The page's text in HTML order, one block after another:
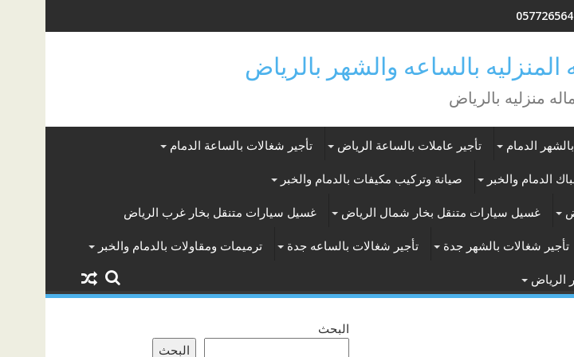
منزليه بالرياض
الدمام تأجير عاملات بالساعة الرياض تأجير شغالات بالساعة الدمام
الدمام والخبر صيانة وتركيب مكيفات بالدمام والخبر
غسيل سيارات متنقل بخار شمال الرياض غسيل سيارات متنقل بخار غرب الرياض
تأجير شغالات بالشهر جدة تأجير شغالات بالساعه جدة ترميمات ومقاولات بالدمام والخبر
الرياض
البحث
البحث